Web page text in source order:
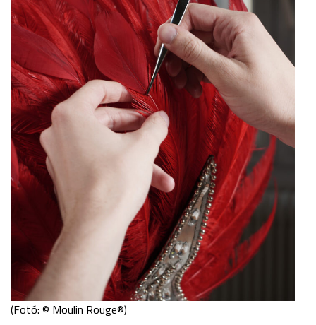
(Fotó: © Moulin Rouge®)